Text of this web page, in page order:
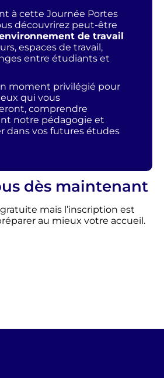
à cette Journée Portes
découvrirez peut-être
de travail
espaces de travail,
entre étudiants et
moment privilégié pour
qui vous
comprendre
notre pédagogie et
dans vos futures études
dès maintenant
mais l’inscription est
au mieux votre accueil.